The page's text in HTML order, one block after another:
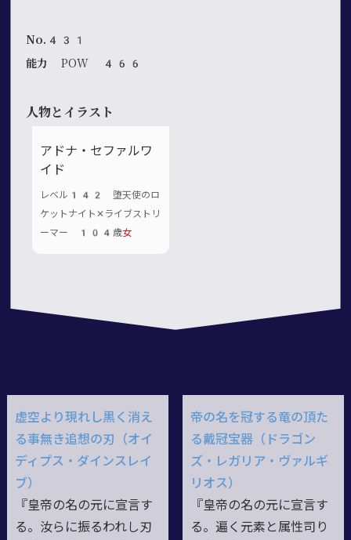
No.431
能力POW 466
人物とイラスト
アドナ・セファルワ
イド
レベル142 堕天使のロ
ケットナイト✕ライブストリ
ーマー 104歳女
虚空より現れし黒く消え
る事無き追想の刃（オイ
ディプス・ダインスレイ
ブ）
『皇帝の名の元に宣言す
る。汝らに振るわれし刃
帝の名を冠する竜の頂た
る戴冠宝器（ドラゴン
ズ・レガリア・ヴァルギ
リオス）
『皇帝の名の元に宣言す
る。遍く元素と属性司り